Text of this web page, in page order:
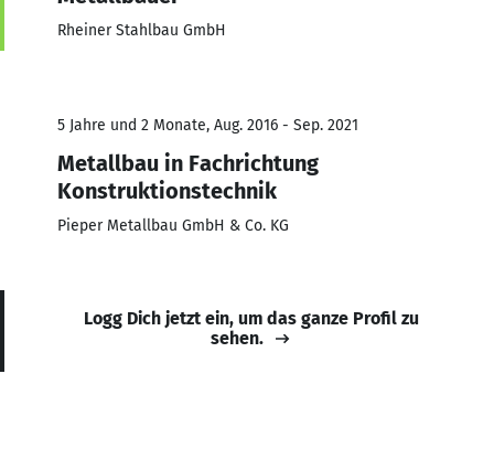
Rheiner Stahlbau GmbH
5 Jahre und 2 Monate, Aug. 2016 - Sep. 2021
Metallbau in Fachrichtung
Konstruktionstechnik
Pieper Metallbau GmbH & Co. KG
Logg Dich jetzt ein, um das ganze Profil zu
sehen.